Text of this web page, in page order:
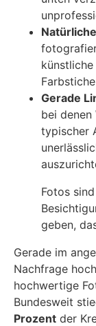
Gerade
bei denen
typischer
Fotos
geben,
Gerade im
Nachfrage
hochwertige
Bundesweit
Prozent der